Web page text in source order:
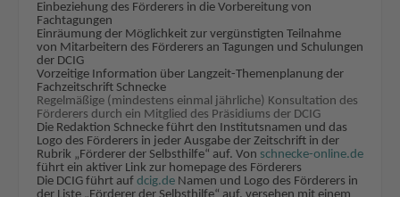
Einbeziehung des Förderers in die Vorbereitung von
Fachtagungen
Einräumung der Möglichkeit zur vergünstigten Teilnahme
von Mitarbeitern des Förderers an Tagungen und Schulungen
der DCIG
Vorzeitige Information über Langzeit-Themenplanung der
Fachzeitschrift Schnecke
Regelmäßige (mindestens einmal jährliche) Konsultation des
Förderers durch ein Mitglied des Präsidiums der DCIG
Die Redaktion Schnecke führt den Institutsnamen und das
Logo des Förderers in jeder Ausgabe der Zeitschrift in der
Rubrik „Förderer der Selbsthilfe“ auf. Von schnecke-online.de
führt ein aktiver Link zur homepage des Förderers
Die DCIG führt auf dcig.de Namen und Logo des Förderers in